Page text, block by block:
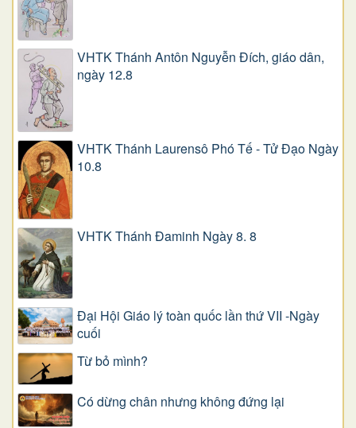
VHTK Thánh Antôn Nguyễn Ðích, giáo dân,
ngày 12.8
VHTK Thánh Laurensô Phó Tế - Tử Đạo Ngày
10.8
VHTK Thánh Đaminh Ngày 8. 8
Đại Hội Giáo lý toàn quốc lần thứ VII -Ngày
cuối
Từ bỏ mình?
Có dừng chân nhưng không đứng lại